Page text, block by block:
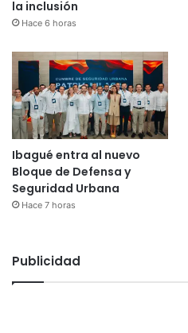
la inclusión
Hace 6 horas
Ibagué entra al nuevo
Bloque de Defensa y
Seguridad Urbana
Hace 7 horas
Publicidad